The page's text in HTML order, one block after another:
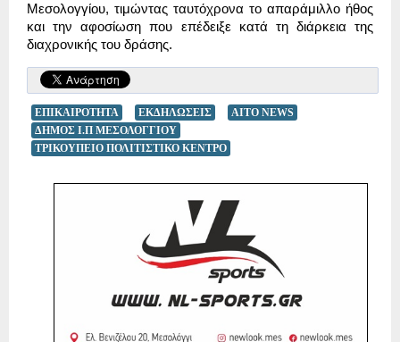
Μεσολογγίου, τιμώντας ταυτόχρονα το απαράμιλλο ήθος
και την αφοσίωση που επέδειξε κατά τη διάρκεια της
διαχρονικής του δράσης.
ΕΠΙΚΑΙΡΟΤΗΤΑ ΕΚΔΗΛΩΣΕΙΣ
AITO NEWS
ΔΗΜΟΣ Ι.Π ΜΕΣΟΛΟΓΓΙΟΥ
ΤΡΙΚΟΥΠΕΙΟ ΠΟΛΙΤΙΣΤΙΚΟ ΚΕΝΤΡΟ